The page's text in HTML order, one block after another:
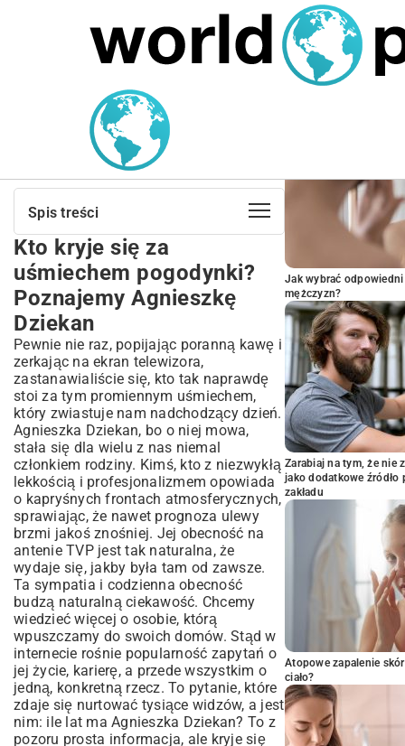
MARIUSZ ŁAMAGA 24.09.2025
Ile lat ma Agnieszka
Dziekan? Wiek, Biografia i
Kariera Prezenterki TVP
Spis treści
Kto kryje się za uśmiechem pogodynki?
Poznajemy Agnieszkę Dziekan
Tajemnica wieku rozwiązana: ile lat ma
Agnieszka Dziekan?
Z Lublina na szklany ekran. Nieznane
początki Agnieszki Dziekan
Jak prognoza pogody stała się jej
królestwem w TVP
Za kulisami uśmiechu. Co wiemy o życiu
prywatnym prezenterki?
Cyfrowe okno na świat, czyli Agnieszka
Dziekan i jej fani
Wasze pytania, nasze odpowiedzi.
Wszystko o Agnieszce Dziekan
A co ze sprawami sercowymi? Czy
Agnieszka Dziekan ma męża?
Jaki jest wzrost Agnieszki Dziekan?
Gdzie można regularnie oglądać Agnieszkę
Dziekan?
Czy prezenterka angażuje się w
działalność charytatywną?
To w końcu, ile lat ma Agnieszka Dziekan?
Kto kryje się za
uśmiechem pogodynki?
Poznajemy Agnieszkę
Dziekan
Pewnie nie raz, popijając poranną kawę i
zerkając na ekran telewizora,
zastanawialiście się, kto tak naprawdę
stoi za tym promiennym uśmiechem,
który zwiastuje nam nadchodzący dzień.
Agnieszka Dziekan, bo o niej mowa,
stała się dla wielu z nas niemal
członkiem rodziny. Kimś, kto z niezwykłą
lekkością i profesjonalizmem opowiada
o kapryśnych frontach atmosferycznych,
sprawiając, że nawet prognoza ulewy
brzmi jakoś znośniej. Jej obecność na
antenie TVP jest tak naturalna, że
wydaje się, jakby była tam od zawsze.
Ta sympatia i codzienna obecność
budzą naturalną ciekawość. Chcemy
wiedzieć więcej o osobie, którą
wpuszczamy do swoich domów. Stąd w
internecie rośnie popularność zapytań o
jej życie, karierę, a przede wszystkim o
jedną, konkretną rzecz. To pytanie, które
zdaje się nurtować tysiące widzów, a jest
nim: ile lat ma Agnieszka Dziekan? To z
pozoru prosta informacja, ale kryje się
Jak wybrać
mężczyzn?
Zarabiaj na tym, że nie
jako dodatkowe
zakładu
Atopowe zapalenie
ciało?